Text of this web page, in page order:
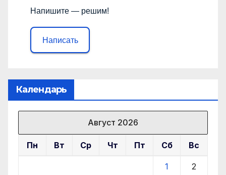
Напишите — решим!
Написать
Календарь
Август 2026
Пн Вт Ср Чт Пт Сб Вс
1 2